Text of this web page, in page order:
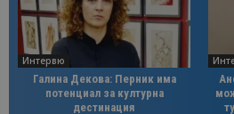
Интервю
Галина Декова: Перник има
потенциал за културна
дестинация